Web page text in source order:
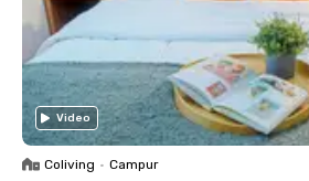
Video
Coliving • Campur